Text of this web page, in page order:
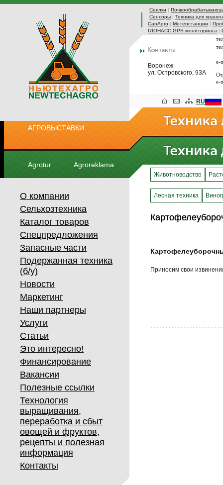
Сеялки |
Сенсоры | Техника для
CanAgro | Метеостанции |
ГЛОНАСС GPS мониторинга |
Воронеж
ул. Островского, 93А
e-
e-
АГРОВЫСТАВКИ
Agrotur Agroreklama
RU
О компании
Сельхозтехника
Каталог товаров
Спецпредложения
Запасные части
Подержанная техника
(б/у)
Новости
Маркетинг
Наши партнеры
Услуги
Статьи
Это интересно!
Финансирование
Вакансии
Полезные ссылки
Технология
выращивания,
переработка и сбыт
овощей и фруктов,
рецепты и полезная
информация
Контакты
Животноводство
Лесная техника
Приносим свои